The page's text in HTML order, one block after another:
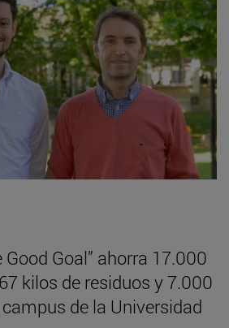
Good Goal” ahorra 17.000
kilos de residuos y 7.000
campus de la Universidad